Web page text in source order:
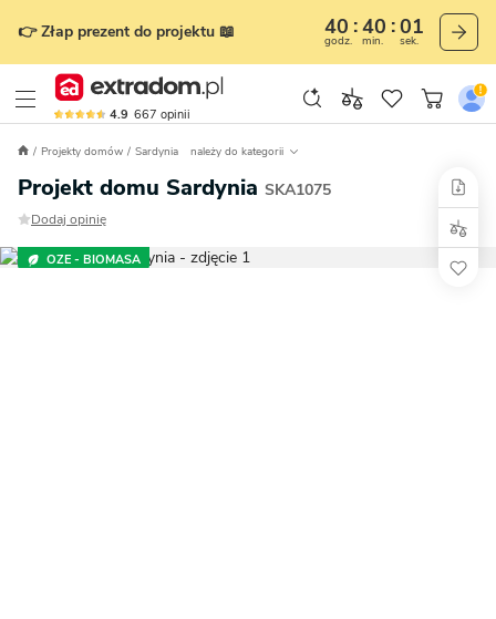
👉 Złap prezent do projektu 📖 40
godz.
40
min.
00
sek.
4.9 667 opinii
Projekty domów Sardynia należy do kategorii
Projekt domu Sardynia SKA1075
Dodaj opinię
OZE - BIOMASA